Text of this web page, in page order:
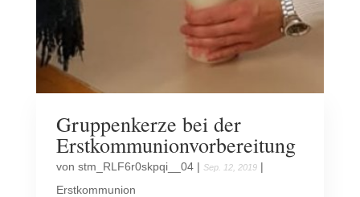
Gruppenkerze bei der
Erstkommunionvorbereitung
von stm_RLF6r0skpqi__04| Sep. 12, 2019|
Erstkommunion